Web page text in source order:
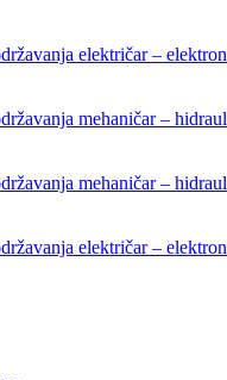
električar –
mehaničar –
mehaničar –
električar –